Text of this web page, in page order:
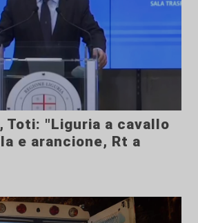
Toti: "Liguria a cavallo
e arancione, Rt a